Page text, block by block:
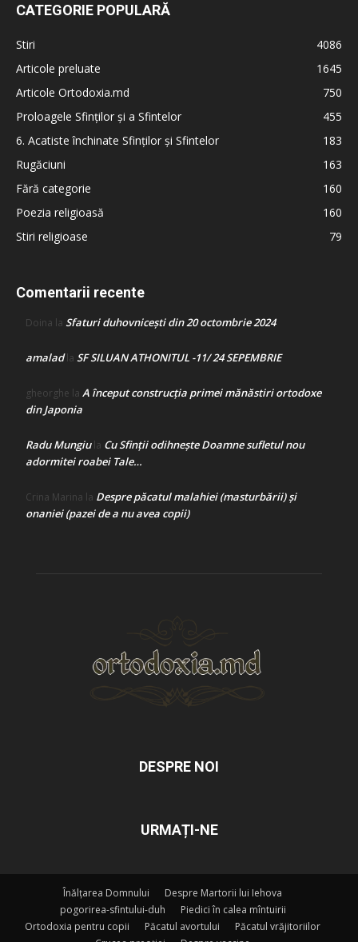
CATEGORIE POPULARĂ
Stiri
4086
Articole preluate
1645
Articole Ortodoxia.md
750
Proloagele Sfinților și a Sfintelor
455
6. Acatiste închinate Sfinților și Sfintelor
183
Rugăciuni
163
Fără categorie
160
Poezia religioasă
160
Stiri religioase
79
Comentarii recente
Doina la Sfaturi duhovnicești din 20 octombrie 2024
amaladla SF SILUAN ATHONITUL -11/ 24 SEPEMBRIE
gheorghe la A început construcţia primei mănăstiri ortodoxe
din Japonia
Radu Mungiula Cu Sfinții odihnește Doamne sufletul nou
adormitei roabei Tale…
Crina Marina la Despre păcatul malahiei (masturbării) şi
onaniei (pazei de a nu avea copii)
DESPRE NOI
URMAȚI-NE
Înălțarea Domnului
Despre Martorii lui Iehova
pogorirea-sfintului-duh
Piedici în calea mîntuirii
Ortodoxia pentru copii
Păcatul avortului
Păcatul vrăjitoriilor